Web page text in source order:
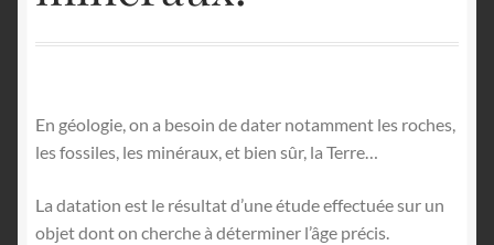
En géologie, on a besoin de dater notamment les roches,
les fossiles, les minéraux, et bien sûr, la Terre…
La datation est le résultat d’une étude effectuée sur un
objet dont on cherche à déterminer l’âge précis.